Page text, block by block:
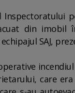
din
SAJ,
care